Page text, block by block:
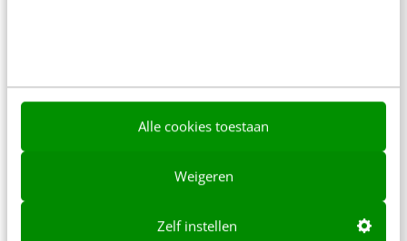
Alle cookies toestaan
Weigeren
Zelf instellen
Frankwatching